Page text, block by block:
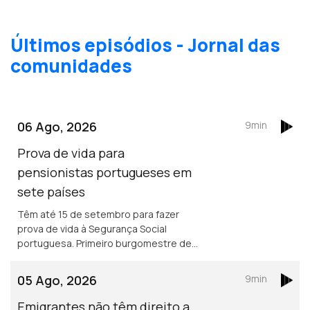
Últimos episódios - Jornal das
comunidades
06 Ago, 2026
Prova de vida para
pensionistas portugueses em
sete países
Têm até 15 de setembro para fazer
prova de vida à Segurança Social
portuguesa. Primeiro burgomestre de
para além de 2029.
9min
05 Ago, 2026
Emigrantes não têm direito a
9min